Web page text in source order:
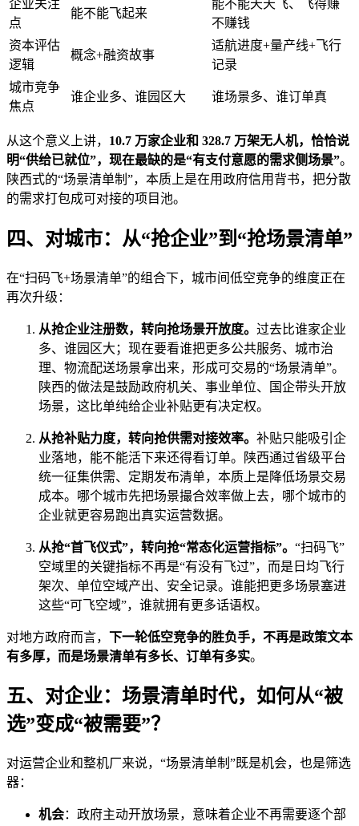
企业关注
点
能不能飞起来
能不能天天飞、飞得赚
不赚钱
资本评估
逻辑
概念+融资故事
适航进度+量产线+飞行
记录
城市竞争
焦点
谁企业多、谁园区大 谁场景多、谁订单真
从这个意义上讲， 10.7 万家企业和 328.7 万架无人机，恰恰说
明“供给已就位”，现在最缺的是“有支付意愿的需求侧场景”。
陕西式的“场景清单制”，本质上是在用政府信用背书，把分散
的需求打包成可对接的项目池。
四、对城市：从“抢企业”到“抢场景清单”
在“扫码飞+场景清单”的组合下，城市间低空竞争的维度正在
再次升级：
从抢企业注册数，转向抢场景开放度。 过去比谁家企业
多、谁园区大；现在要看谁把更多公共服务、城市治
理、物流配送场景拿出来，形成可交易的“场景清单”。
陕西的做法是鼓励政府机关、事业单位、国企带头开放
场景，这比单纯给企业补贴更有决定权。
从抢补贴力度，转向抢供需对接效率。 补贴只能吸引企
业落地，能不能活下来还得看订单。陕西通过省级平台
统一征集供需、定期发布清单，本质上是降低场景交易
成本。哪个城市先把场景撮合效率做上去，哪个城市的
企业就更容易跑出真实运营数据。
从抢“首飞仪式”，转向抢“常态化运营指标”。 “扫码飞”
空域里的关键指标不再是“有没有飞过”，而是日均飞行
架次、单位空域产出、安全记录。谁能把更多场景塞进
这些“可飞空域”，谁就拥有更多话语权。
对地方政府而言， 下一轮低空竞争的胜负手，不再是政策文本
有多厚，而是场景清单有多长、订单有多实。
五、对企业：场景清单时代，如何从“被
选”变成“被需要”？
对运营企业和整机厂来说，“场景清单制”既是机会，也是筛选
器：
机会：政府主动开放场景，意味着企业不再需要逐个部